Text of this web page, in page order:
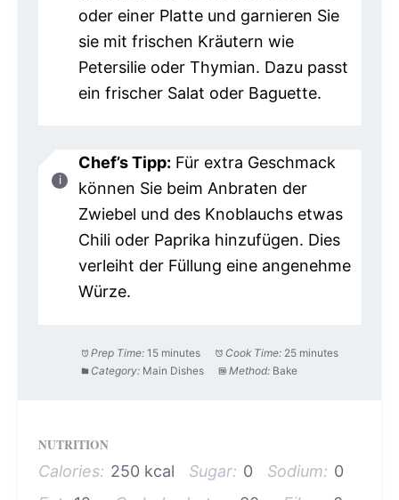
oder einer Platte und garnieren Sie
sie mit frischen Kräutern wie
Petersilie oder Thymian. Dazu passt
ein frischer Salat oder Baguette.
Chef’s Tipp: Für extra Geschmack
können Sie beim Anbraten der
Zwiebel und des Knoblauchs etwas
Chili oder Paprika hinzufügen. Dies
verleiht der Füllung eine angenehme
Würze.
Prep Time: 15 minutes Cook Time: 25 minutes
Category: Main Dishes Method: Bake
NUTRITION
Calories: 250 kcal Sugar: 0 Sodium: 0